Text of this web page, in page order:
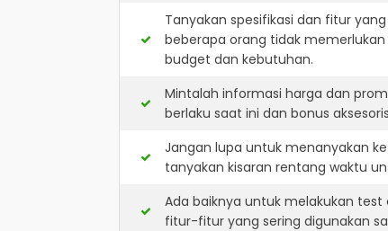
Tanyakan spesifikasi dan fitur
beberapa orang tidak
budget dan kebutuhan.
Mintalah informasi harga dan
berlaku saat ini dan bonus
Jangan lupa untuk menanyakan
tanyakan kisaran rentang waktu
Ada baiknya untuk melakukan
fitur-fitur yang sering digunakan